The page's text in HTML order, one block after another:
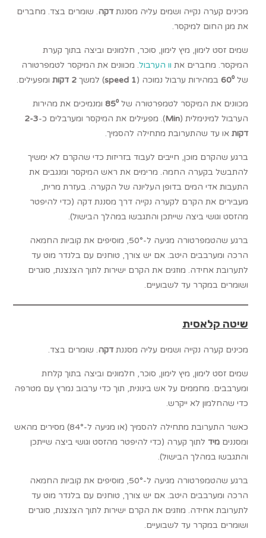
מכינים קערה נקייה ושמים עליה מסננתדקה. שומרים בצד. מחברים
את מגן החום למיקסר.
שמים זסט לימון, מיץ לימון, סוכר, חלמונים וביצה בתוך קערת
המיקסר. מחברים את וו הערבול. מכוונים את המיקסר לטמפרטורה
של 60⁰ במהירות ערבול נמוכה (speed 1) למשך2 דקות ומפעילים.
מכוונים את המיקסר לטמפרטורה של85⁰ ומנמיכים את מהירות
הערבול למינימלית (Min). מפעילים את המיקסר ומערבלים כ-2-3
דקות או עד שהתערובת מתחילה להסמיך.
ברגע שהקרם מוכן, חייבים לעבוד בזריזות כדי שהקרם לא ימשיך
להתבשל בקערה החמה. מרימים את ראש המיקסר ומנגבים את
התעבות אדי המים בדופן העליונה של הקערה. בעזרת מרית,
מעבירים את הקרם לקערה נקייה דרך מסננת דקה (כדי להיפטר
מהזסט וגושי ביצה שייתכן והתגבשו במהלך הבישול).
ברגע שהטמפרטורה מגיעה ל-50°, מוסיפים את קוביות החמאה
הרכה ומערבבים היטב. אם יש צורך, טוחנים עם בלנדר מוט עד
לתערובת אחידה. מוזגים את הקרם ישירות לתוך הצנצנת, סוגרים
ושומרים במקרר עד לשבועיים.
שיטה קלאסית
מכינים קערה נקייה ושמים עליה מסננתדקה. שומרים בצד.
שמים זסט לימון, מיץ לימון, סוכר, חלמונים וביצה בתוך קלחת
ומערבבים. מחממים על אש בינונית, תוך כדי ערבוב נמרץ עם מטרפה
כדי שהחלמון לא ייקרש.
כאשר התערובת מתחילה להסמיך (או מגיעה ל-84°) מסירים מהאש
ומסנניםמיד לתוך קערה (כדי להיפטר מהזסט וגושי ביצה שייתכן
והתגבשו במהלך הבישול).
ברגע שהטמפרטורה מגיעה ל-50°, מוסיפים את קוביות החמאה
הרכה ומערבבים היטב. אם יש צורך, טוחנים עם בלנדר מוט עד
לתערובת אחידה. מוזגים את הקרם ישירות לתוך הצנצנת, סוגרים
ושומרים במקרר עד לשבועיים.